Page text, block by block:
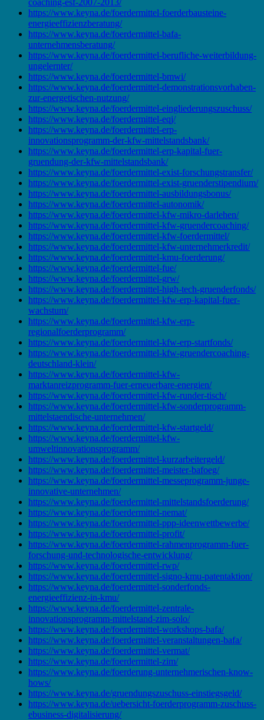
https://www.keyna.de/foerdermittel-foerderbausteine-
energieeffizienzberatung/
https://www.keyna.de/foerdermittel-bafa-
unternehmensberatung/
https://www.keyna.de/foerdermittel-berufliche-weiterbildung-
ungelernter/
https://www.keyna.de/foerdermittel-bmwi/
https://www.keyna.de/foerdermittel-demonstrationsvorhaben-
zur-energetischen-nutzung/
https://www.keyna.de/foerdermittel-eingliederungszuschuss/
https://www.keyna.de/foerdermittel-eqj/
https://www.keyna.de/foerdermittel-erp-
innovationsprogramm-der-kfw-mittelstandsbank/
https://www.keyna.de/foerdermittel-erp-kapital-fuer-
gruendung-der-kfw-mittelstandsbank/
https://www.keyna.de/foerdermittel-exist-forschungstransfer/
https://www.keyna.de/foerdermittel-exist-gruenderstipendium/
https://www.keyna.de/foerdermittel-ausbildungsbonus/
https://www.keyna.de/foerdermittel-autonomik/
https://www.keyna.de/foerdermittel-kfw-mikro-darlehen/
https://www.keyna.de/foerdermittel-kfw-gruendercoaching/
https://www.keyna.de/foerdermittel-kfw-foerdermittel/
https://www.keyna.de/foerdermittel-kfw-unternehmerkredit/
https://www.keyna.de/foerdermittel-kmu-foerderung/
https://www.keyna.de/foerdermittel-fue/
https://www.keyna.de/foerdermittel-grw/
https://www.keyna.de/foerdermittel-high-tech-gruenderfonds/
https://www.keyna.de/foerdermittel-kfw-erp-kapital-fuer-
wachstum/
https://www.keyna.de/foerdermittel-kfw-erp-
regionalfoerderprogramm/
https://www.keyna.de/foerdermittel-kfw-erp-startfonds/
https://www.keyna.de/foerdermittel-kfw-gruendercoaching-
deutschland-klein/
https://www.keyna.de/foerdermittel-kfw-
marktanreizprogramm-fuer-erneuerbare-energien/
https://www.keyna.de/foerdermittel-kfw-runder-tisch/
https://www.keyna.de/foerdermittel-kfw-sonderprogramm-
mittelstaendische-unternehmen/
https://www.keyna.de/foerdermittel-kfw-startgeld/
https://www.keyna.de/foerdermittel-kfw-
umweltinnovationsprogramm/
https://www.keyna.de/foerdermittel-kurzarbeitergeld/
https://www.keyna.de/foerdermittel-meister-bafoeg/
https://www.keyna.de/foerdermittel-messeprogramm-junge-
innovative-unternehmen/
https://www.keyna.de/foerdermittel-mittelstandsfoerderung/
https://www.keyna.de/foerdermittel-nemat/
https://www.keyna.de/foerdermittel-ppp-ideenwettbewerbe/
https://www.keyna.de/foerdermittel-profit/
https://www.keyna.de/foerdermittel-rahmenprogramm-fuer-
forschung-und-technologische-entwicklung/
https://www.keyna.de/foerdermittel-rwp/
https://www.keyna.de/foerdermittel-signo-kmu-patentaktion/
https://www.keyna.de/foerdermittel-sonderfonds-
energieeffizienz-in-kmu/
https://www.keyna.de/foerdermittel-zentrale-
innovationsprogramm-mittelstand-zim-solo/
https://www.keyna.de/foerdermittel-workshops-bafa/
https://www.keyna.de/foerdermittel-veranstaltungen-bafa/
https://www.keyna.de/foerdermittel-vermat/
https://www.keyna.de/foerdermittel-zim/
https://www.keyna.de/foerderung-unternehmerischen-know-
hows/
https://www.keyna.de/gruendungszuschuss-einstiegsgeld/
https://www.keyna.de/uebersicht-foerderprogramm-zuschuss-
ebusiness-digitalisierung/